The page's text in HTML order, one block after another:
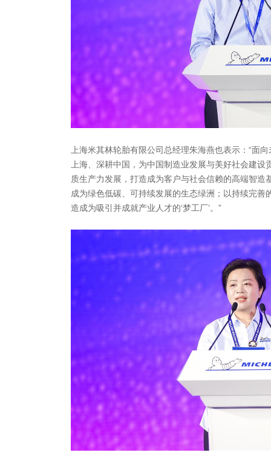
上海米其林轮胎有限公司总经理朱海燕也表示：“面
上海、深耕中国，为中国制造业发展与美好社会建
质生产力发展，打造成为客户与社会信赖的高端智造
成为绿色低碳、可持续发展的生态绿洲；以持续完善
造成为吸引并成就产业人才的‘梦工厂’。”